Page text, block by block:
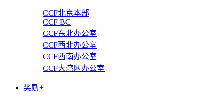
CCF北京本部
CCF BC
CCF东北办公室
CCF西北办公室
CCF西南办公室
CCF大湾区办公室
奖励+